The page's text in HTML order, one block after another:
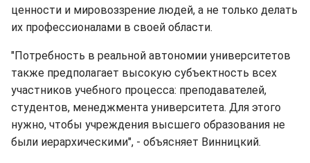
ценности и мировоззрение людей, а не только делать
их профессионалами в своей области.
"Потребность в реальной автономии университетов
также предполагает высокую субъектность всех
участников учебного процесса: преподавателей,
студентов, менеджмента университета. Для этого
нужно, чтобы учреждения высшего образования не
были иерархическими", - объясняет Винницкий.